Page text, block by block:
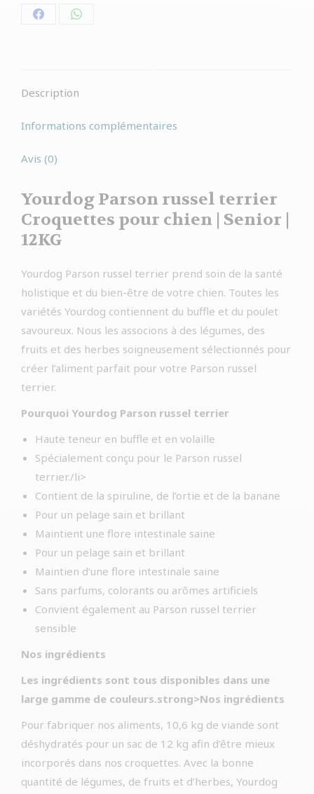
PartagerPartager
Description
Informations complémentaires
Avis (0)
Yourdog Parson russel terrier
Croquettes pour chien | Senior |
12KG
Yourdog Parson russel terrier prend soin de la santé
holistique et du bien-être de votre chien. Toutes les
variétés Yourdog contiennent du buffle et du poulet
savoureux. Nous les associons à des légumes, des
fruits et des herbes soigneusement sélectionnés pour
créer l’aliment parfait pour votre Parson russel
terrier.
Pourquoi Yourdog Parson russel terrier
Haute teneur en buffle et en volaille
Spécialement conçu pour le Parson russel
terrier./li>
Contient de la spiruline, de l’ortie et de la banane
Pour un pelage sain et brillant
Maintient une flore intestinale saine
Pour un pelage sain et brillant
Maintien d’une flore intestinale saine
Sans parfums, colorants ou arômes artificiels
Convient également au Parson russel terrier
sensible
Nos ingrédients
Les ingrédients sont tous disponibles dans une
large gamme de couleurs.strong>Nos ingrédients
Pour fabriquer nos aliments, 10,6 kg de viande sont
déshydratés pour un sac de 12 kg afin d’être mieux
incorporés dans nos croquettes. Avec la bonne
quantité de légumes, de fruits et d’herbes, Yourdog